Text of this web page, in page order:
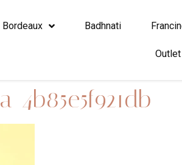
Badhnati
Outlet
4b85e5f921db